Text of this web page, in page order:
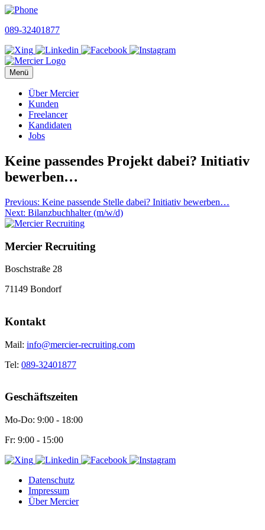
Skip
content
089-32401877
Menü
Über Mercier
Kunden
Freelancer
Kandidaten
Jobs
Keine passendes Projekt dabei? Initiativ
bewerben…
Beitragsnavigation
Previous: Keine passende Stelle dabei? Initiativ bewerben…
Next: Bilanzbuchhalter (m/w/d)
Mercier Recruiting
Boschstraße 28
71149 Bondorf
Kontakt
Mail: info@mercier-recruiting.com
Tel: 089-32401877
Geschäftszeiten
Mo-Do: 9:00 - 18:00
Fr: 9:00 - 15:00
Datenschutz
Impressum
Über Mercier